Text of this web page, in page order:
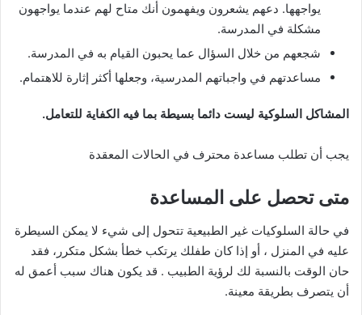
يواجهها. دعهم يشعرون ويفهمون أنك متاح لهم عندما يواجهون
مشكلة في المدرسة.
شجعهم من خلال السؤال عما يحبون القيام به في المدرسة.
مساعدتهم في واجباتهم المدرسية، وجعلها أكثر إثارة للاهتمام.
المشاكل السلوكية ليست دائما بسيطة بما فيه الكفاية للتعامل.
يجب أن تطلب مساعدة محترف في الحالات المعقدة
متى تحصل على المساعدة
في حالة السلوكيات غير الطبيعية تتحول إلى شيء لا يمكن السيطرة
عليه في المنزل ، أو إذا كان طفلك يرتكب خطأ بشكل متكرر، فقد
حان الوقت بالنسبة لك لرؤية الطبيب . قد يكون هناك سبب أعمق له
أن يتصرف بطريقة معينة.